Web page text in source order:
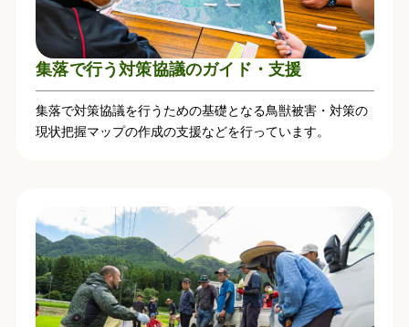
集落で行う対策協議のガイド・支援
集落で対策協議を行うための基礎となる鳥獣被害・対策の
現状把握マップの作成の支援などを行っています。